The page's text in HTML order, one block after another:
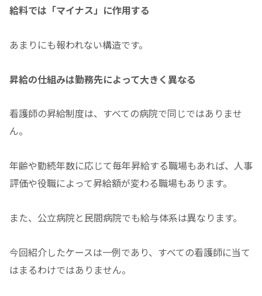
給料では「マイナス」に作用する
あまりにも報われない構造です。
昇給の仕組みは勤務先によって大きく異なる
看護師の昇給制度は、すべての病院で同じではありませ
ん。
年齢や勤続年数に応じて毎年昇給する職場もあれば、人事
評価や役職によって昇給額が変わる職場もあります。
また、公立病院と民間病院でも給与体系は異なります。
今回紹介したケースは一例であり、すべての看護師に当て
はまるわけではありません。